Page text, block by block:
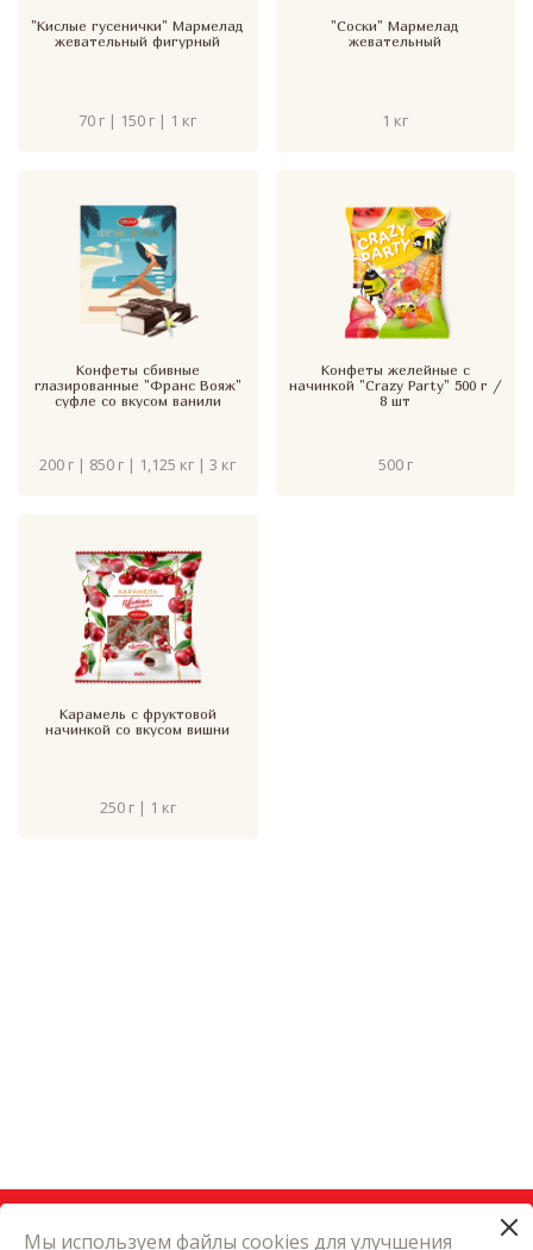
"Кислые гусенички" Мармелад
жевательный фигурный
70 г | 150 г | 1 кг
"Соски" Мармелад
жевательный
1 кг
Конфеты сбивные
глазированные "Франс Вояж"
суфле со вкусом ванили
200 г | 850 г | 1,125 кг | 3 кг
Конфеты желейные с
начинкой "Crazy Party" 500 г /
8 шт
500 г
Карамель с фруктовой
начинкой со вкусом вишни
250 г | 1 кг
Мы используем файлы cookies для улучшения